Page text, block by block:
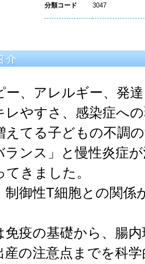
分類コード 3047
ー、アレルギー、発
レやすさ、感染症へ
えてる子どもの不調
ランス」と慢性炎症
てきました。
制御性T細胞との関係
免疫の基礎から、腸
産の注意点までを科